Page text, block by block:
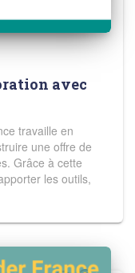
avec
travaille en
une offre de
Grâce à cette
les outils,